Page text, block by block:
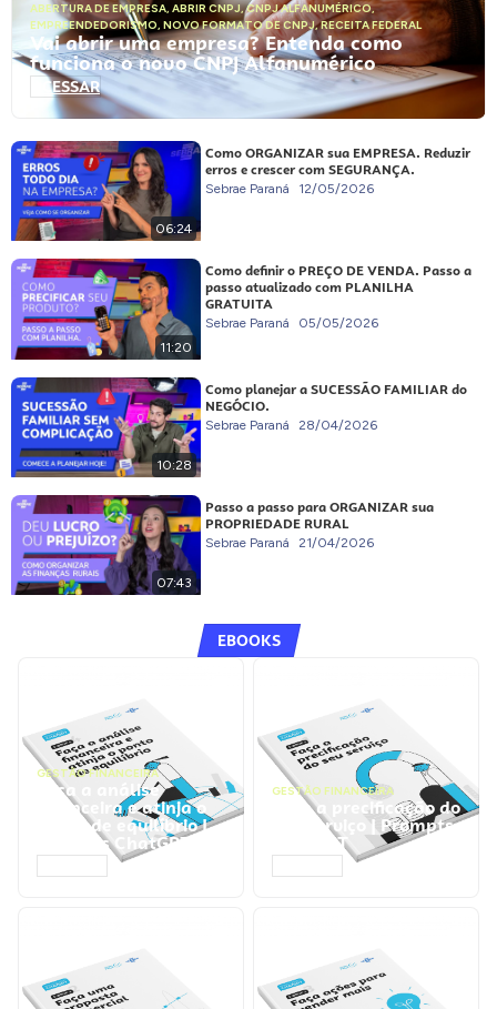
ABERTURA DE EMPRESA, ABRIR CNPJ,CNPJ ALFANUMÉRICO,
EMPREENDEDORISMO, NOVO FORMATO DE CNPJ,RECEITA FEDERAL
Vai abrir uma empresa? Entenda como
funciona o novo CNPJ Alfanumérico
ACESSAR
06:24
Como ORGANIZAR sua EMPRESA. Reduzir
erros e crescer com SEGURANÇA.
Sebrae Paraná 12/05/2026
11:20
Como definir o PREÇO DE VENDA. Passo a
passo atualizado com PLANILHA
GRATUITA
Sebrae Paraná 05/05/2026
10:28
Como planejar a SUCESSÃO FAMILIAR do
NEGÓCIO.
Sebrae Paraná 28/04/2026
07:43
Passo a passo para ORGANIZAR sua
PROPRIEDADE RURAL
Sebrae Paraná 21/04/2026
EBOOKS
GESTÃO FINANCEIRA
Faça a análise
financeira e atinja o
ponto de equilíbrio |
Prompts ChatGPT
GESTÃO FINANCEIRA
Faça a precificação do
seu serviço | Prompts
ChatGPT